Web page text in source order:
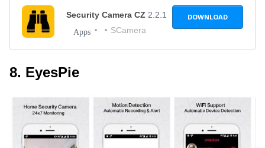
Security Camera CZ 2.2.1
Apps SCamera
DOWNLOAD
8. EyesPie